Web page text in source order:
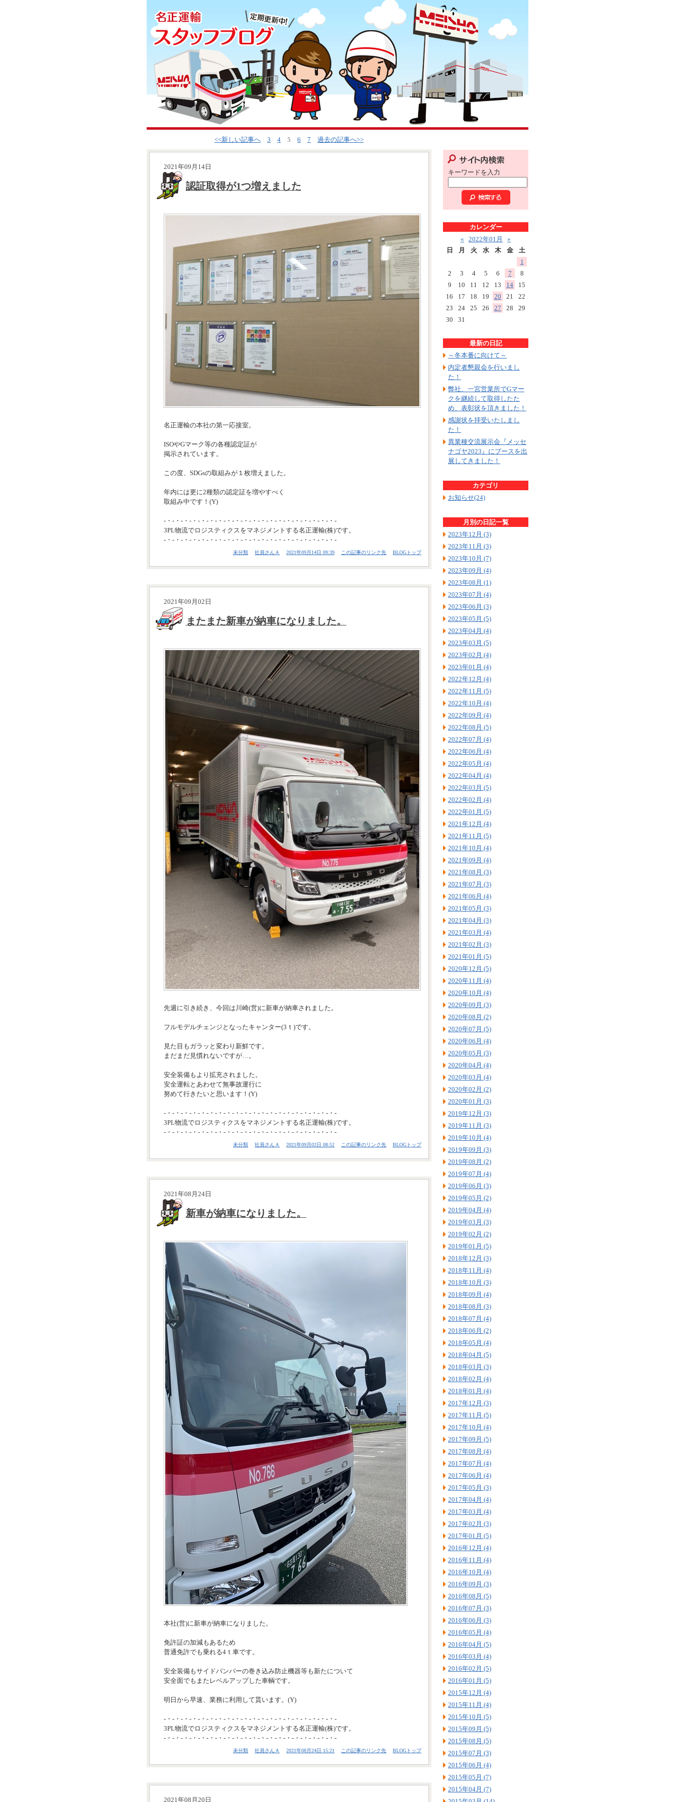
<<新しい記事へ 3 4 5 6 7 過去の記事へ>>
2021年09月14日
認証取得が1つ増えました
名正運輸の本社の第一応接室。
ISOやGマーク等の各種認定証が
掲示されています。
この度、SDGsの取組みが１枚増えました。
年内には更に2種類の認定証を増やすべく
取組み中です！(Y)
-・-・-・-・-・-・-・-・-・-・-・-・-・-・-・-・-・-・-・-・-
3PL物流でロジスティクスをマネジメントする名正運輸(株)です。
-・-・-・-・-・-・-・-・-・-・-・-・-・-・-・-・-・-・-・-・-
未分類 社員さんＡ 2021年09月14日 09:39 この記事のリンク先 BLOGトップ
2021年09月02日
またまた新車が納車になりました。
先週に引き続き、今回は川崎(営)に新車が納車されました。
フルモデルチェンジとなったキャンター(3ｔ)です。
見た目もガラッと変わり新鮮です。
まだまだ見慣れないですが…。
安全装備もより拡充されました。
安全運転とあわせて無事故運行に
努めて行きたいと思います！(Y)
-・-・-・-・-・-・-・-・-・-・-・-・-・-・-・-・-・-・-・-・-
3PL物流でロジスティクスをマネジメントする名正運輸(株)です。
-・-・-・-・-・-・-・-・-・-・-・-・-・-・-・-・-・-・-・-・-
未分類 社員さんＡ 2021年09月02日 08:52 この記事のリンク先 BLOGトップ
2021年08月24日
新車が納車になりました。
本社(営)に新車が納車になりました。
免許証の加減もあるため
普通免許でも乗れる4ｔ車です。
安全装備もサイドバンパーの巻き込み防止機器等も新たについて
安全面でもまたレベルアップした車輌です。
明日から早速、業務に利用して貰います。(Y)
-・-・-・-・-・-・-・-・-・-・-・-・-・-・-・-・-・-・-・-・-
3PL物流でロジスティクスをマネジメントする名正運輸(株)です。
-・-・-・-・-・-・-・-・-・-・-・-・-・-・-・-・-・-・-・-・-
未分類 社員さんＡ 2021年08月24日 15:21 この記事のリンク先 BLOGトップ
2021年08月20日
キーワードを入力
カレンダー
«
2022年01月
»
日
月 火 水 木 金
土
1
2
3 4 5 6 7
8
9
10 11 12 13 14
15
16
17 18 19 20 21
22
23
24 25 26 27 28
29
30
31
最新の日記
～冬本番に向けて～
内定者懇親会を行いまし
た！
弊社、一宮営業所でGマー
クを継続して取得したた
め、表彰状を頂きました！
感謝状を拝受いたしまし
た！
異業種交流展示会『メッセ
ナゴヤ2023』にブースを出
展してきました！
カテゴリ
お知らせ(24)
月別の日記一覧
2023年12月 (3)
2023年11月 (3)
2023年10月 (7)
2023年09月 (4)
2023年08月 (1)
2023年07月 (4)
2023年06月 (3)
2023年05月 (5)
2023年04月 (4)
2023年03月 (5)
2023年02月 (4)
2023年01月 (4)
2022年12月 (4)
2022年11月 (5)
2022年10月 (4)
2022年09月 (4)
2022年08月 (5)
2022年07月 (4)
2022年06月 (4)
2022年05月 (4)
2022年04月 (4)
2022年03月 (5)
2022年02月 (4)
2022年01月 (5)
2021年12月 (4)
2021年11月 (5)
2021年10月 (4)
2021年09月 (4)
2021年08月 (3)
2021年07月 (3)
2021年06月 (4)
2021年05月 (3)
2021年04月 (3)
2021年03月 (4)
2021年02月 (3)
2021年01月 (5)
2020年12月 (5)
2020年11月 (4)
2020年10月 (4)
2020年09月 (3)
2020年08月 (2)
2020年07月 (5)
2020年06月 (4)
2020年05月 (3)
2020年04月 (4)
2020年03月 (4)
2020年02月 (2)
2020年01月 (3)
2019年12月 (3)
2019年11月 (3)
2019年10月 (4)
2019年09月 (3)
2019年08月 (2)
2019年07月 (4)
2019年06月 (3)
2019年05月 (2)
2019年04月 (4)
2019年03月 (3)
2019年02月 (2)
2019年01月 (5)
2018年12月 (3)
2018年11月 (4)
2018年10月 (3)
2018年09月 (4)
2018年08月 (3)
2018年07月 (4)
2018年06月 (2)
2018年05月 (4)
2018年04月 (5)
2018年03月 (3)
2018年02月 (4)
2018年01月 (4)
2017年12月 (3)
2017年11月 (5)
2017年10月 (4)
2017年09月 (5)
2017年08月 (4)
2017年07月 (4)
2017年06月 (4)
2017年05月 (3)
2017年04月 (4)
2017年03月 (4)
2017年02月 (3)
2017年01月 (5)
2016年12月 (4)
2016年11月 (4)
2016年10月 (4)
2016年09月 (3)
2016年08月 (5)
2016年07月 (3)
2016年06月 (3)
2016年05月 (4)
2016年04月 (5)
2016年03月 (4)
2016年02月 (5)
2016年01月 (5)
2015年12月 (4)
2015年11月 (4)
2015年10月 (5)
2015年09月 (5)
2015年08月 (5)
2015年07月 (3)
2015年06月 (4)
2015年05月 (7)
2015年04月 (7)